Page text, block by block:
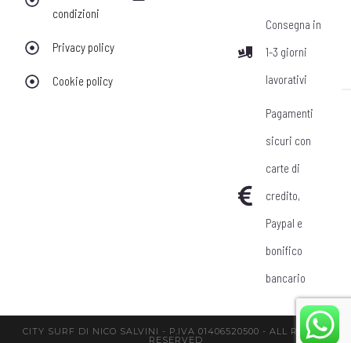
condizioni
Privacy policy
Cookie policy
Consegna in
1-3 giorni
lavorativi
Pagamenti
sicuri con
carte di
credito,
Paypal e
bonifico
bancario
CITY SURF DI NICO SALVINI - P.IVA 01406520500 - ALL RIGHTS
RESERVED